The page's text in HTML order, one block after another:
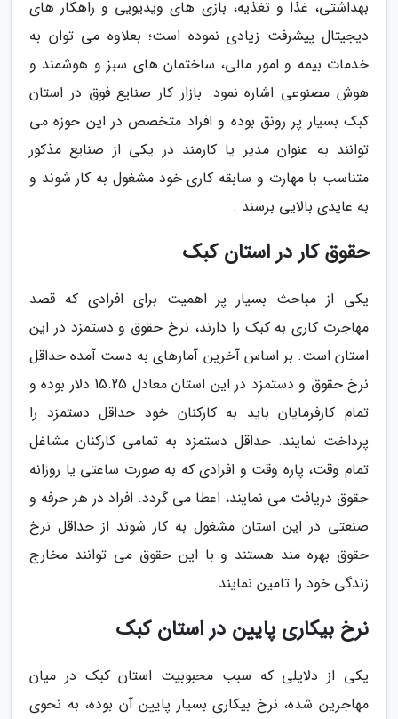
بهداشتی، غذا و تغذیه، بازی های ویدیویی و راهکار های
دیجیتال پیشرفت زیادی نموده است؛ بعلاوه می توان به
خدمات بیمه و امور مالی، ساختمان های سبز و هوشمند و
هوش مصنوعی اشاره نمود. بازار کار صنایع فوق در استان
کبک بسیار پر رونق بوده و افراد متخصص در این حوزه می
توانند به عنوان مدیر یا کارمند در یکی از صنایع مذکور
متناسب با مهارت و سابقه کاری خود مشغول به کار شوند و
به عایدی بالایی برسند .
حقوق کار در استان کبک
یکی از مباحث بسیار پر اهمیت برای افرادی که قصد
مهاجرت کاری به کبک را دارند، نرخ حقوق و دستمزد در این
استان است. بر اساس آخرین آمارهای به دست آمده حداقل
نرخ حقوق و دستمزد در این استان معادل 15.25 دلار بوده و
تمام کارفرمایان باید به کارکنان خود حداقل دستمزد را
پرداخت نمایند. حداقل دستمزد به تمامی کارکنان مشاغل
تمام وقت، پاره وقت و افرادی که به صورت ساعتی یا روزانه
حقوق دریافت می نمایند، اعطا می گردد. افراد در هر حرفه و
صنعتی در این استان مشغول به کار شوند از حداقل نرخ
حقوق بهره مند هستند و با این حقوق می توانند مخارج
زندگی خود را تامین نمایند.
نرخ بیکاری پایین در استان کبک
یکی از دلایلی که سبب محبوبیت استان کبک در میان
مهاجرین شده، نرخ بیکاری بسیار پایین آن بوده، به نحوی